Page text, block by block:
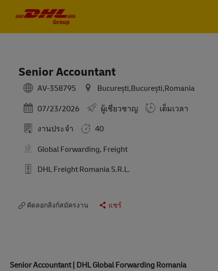
Senior Accountant
AV-358795
București,București,Romania
Posted Date
07/23/2026 ผู้เชี่ยวชาญ
เต็มเวลา
งานประจำ
40
Global Forwarding, Freight
DHL Freight Romania S.R.L.
คัดลอกลิงก์สมัครงาน แชร์
Senior Accountant | DHL Global Forwarding Romania